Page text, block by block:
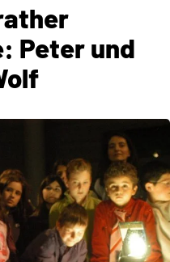
Peter und